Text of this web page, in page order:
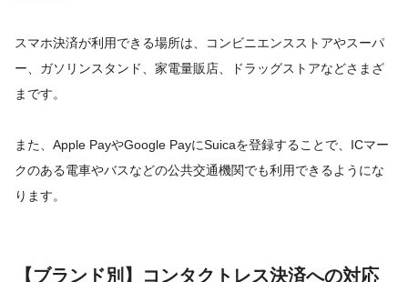
スマホ決済が利用できる場所は、コンビニエンスストアやスーパ
ー、ガソリンスタンド、家電量販店、ドラッグストアなどさまざ
まです。
また、Apple PayやGoogle PayにSuicaを登録することで、ICマー
クのある電車やバスなどの公共交通機関でも利用できるようにな
ります。
【ブランド別】コンタクトレス決済への対応